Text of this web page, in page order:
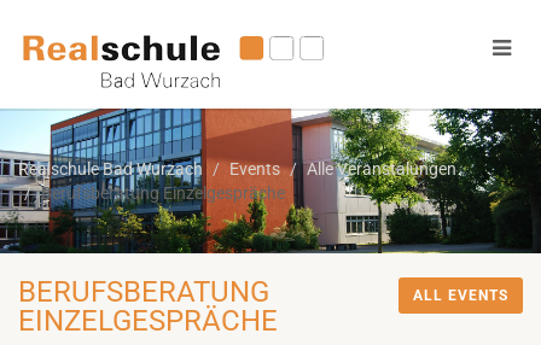
Realschule Bad Wurzach Events
Alle Veranstalungen
Berufsberatung Einzelgespräche
BERUFSBERATUNG
EINZELGESPRÄCHE
ALL EVENTS